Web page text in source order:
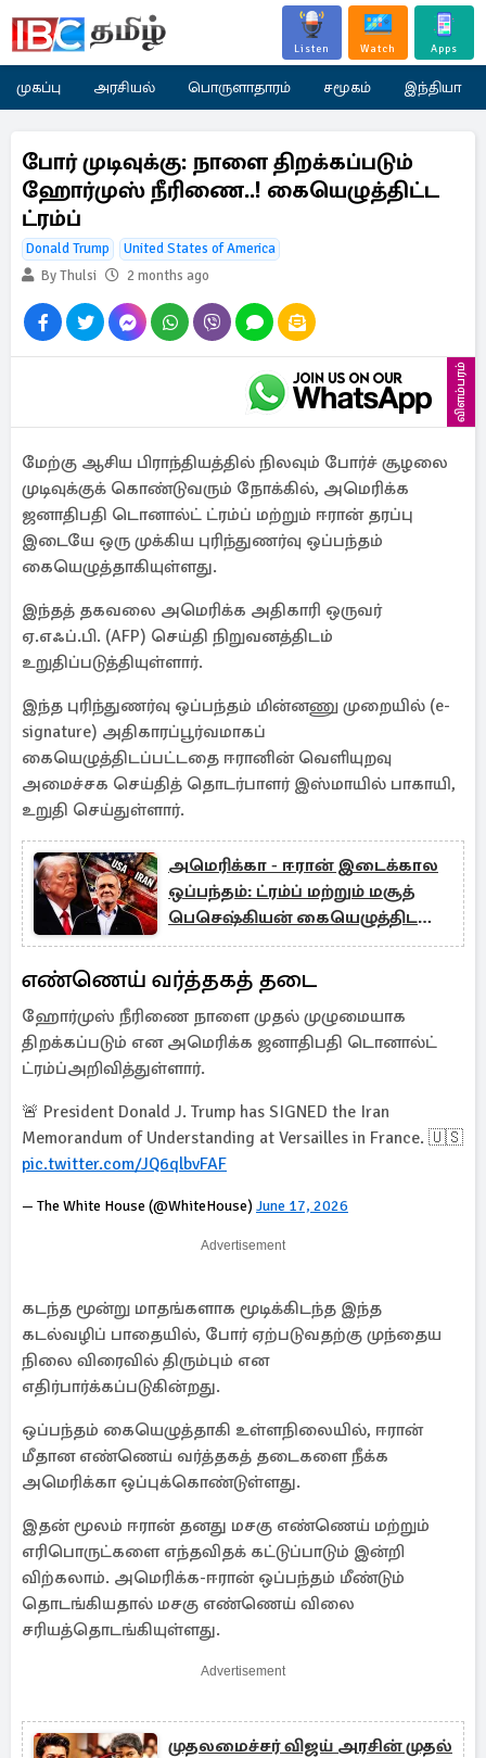
Listen Watch Apps
முகப்பு அரசியல் பொருளாதாரம் சமூகம் இந்தியா
போர் முடிவுக்கு: நாளை திறக்கப்படும்
ஹோர்முஸ் நீரிணை..! கையெழுத்திட்ட
ட்ரம்ப்
Donald Trump
United States of America
By Thulsi
2 months ago
விளம்பரம்
மேற்கு ஆசிய பிராந்தியத்தில் நிலவும் போர்ச் சூழலை
முடிவுக்குக் கொண்டுவரும் நோக்கில், அமெரிக்க
ஜனாதிபதி டொனால்ட் ட்ரம்ப் மற்றும் ஈரான் தரப்பு
இடையே ஒரு முக்கிய புரிந்துணர்வு ஒப்பந்தம்
கையெழுத்தாகியுள்ளது.
இந்தத் தகவலை அமெரிக்க அதிகாரி ஒருவர்
ஏ.எஃப்.பி. (AFP) செய்தி நிறுவனத்திடம்
உறுதிப்படுத்தியுள்ளார்.
இந்த புரிந்துணர்வு ஒப்பந்தம் மின்னணு முறையில் (e-
signature) அதிகாரப்பூர்வமாகப்
கையெழுத்திடப்பட்டதை ஈரானின் வெளியுறவு
அமைச்சக செய்தித் தொடர்பாளர் இஸ்மாயில் பாகாயி,
உறுதி செய்துள்ளார்.
அமெரிக்கா - ஈரான் இடைக்கால
ஒப்பந்தம்: ட்ரம்ப் மற்றும் மசூத்
பெசெஷ்கியன் கையெழுத்திட
வாய்ப்பு
எண்ணெய் வர்த்தகத் தடை
ஹோர்முஸ் நீரிணை நாளை முதல் முழுமையாக
திறக்கப்படும் என அமெரிக்க ஜனாதிபதி டொனால்ட்
ட்ரம்ப்அறிவித்துள்ளார்.
🚨 President Donald J. Trump has SIGNED the Iran
Memorandum of Understanding at Versailles in France. 🇺🇸
pic.twitter.com/JQ6qlbvFAF
— The White House (@WhiteHouse) June 17, 2026
Advertisement
கடந்த மூன்று மாதங்களாக மூடிக்கிடந்த இந்த
கடல்வழிப் பாதையில், போர் ஏற்படுவதற்கு முந்தைய
நிலை விரைவில் திரும்பும் என
எதிர்பார்க்கப்படுகின்றது.
ஒப்பந்தம் கையெழுத்தாகி உள்ளநிலையில், ஈரான்
மீதான எண்ணெய் வர்த்தகத் தடைகளை நீக்க
அமெரிக்கா ஒப்புக்கொண்டுள்ளது.
இதன் மூலம் ஈரான் தனது மசகு எண்ணெய் மற்றும்
எரிபொருட்களை எந்தவிதக் கட்டுப்பாடும் இன்றி
விற்கலாம். அமெரிக்க-ஈரான் ஒப்பந்தம் மீண்டும்
தொடங்கியதால் மசகு எண்ணெய் விலை
சரியத்தொடங்கியுள்ளது.
Advertisement
முதலமைச்சர் விஜய் அரசின் முதல்